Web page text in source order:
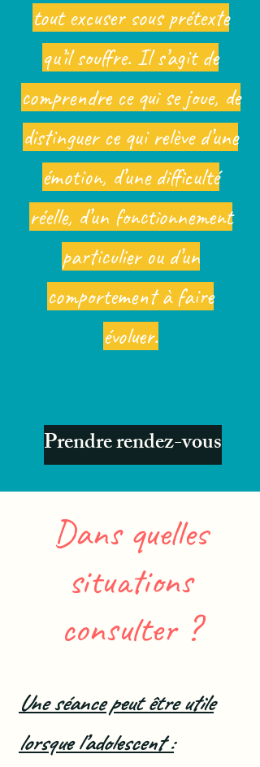
tout excuser sous prétexte
qu’il souffre. Il s’agit de
comprendre ce qui se joue, de
distinguer ce qui relève d’une
émotion, d’une difficulté
réelle, d’un fonctionnement
particulier ou d’un
comportement à faire
évoluer.
Prendre rendez-vous
Dans quelles
situations
consulter ?​
Une séance peut être utile
lorsque l’adolescent :